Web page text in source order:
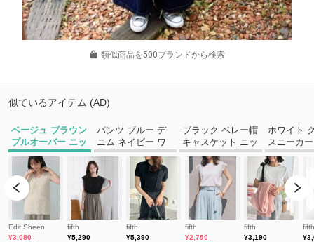
類似商品を500ブランドから検索